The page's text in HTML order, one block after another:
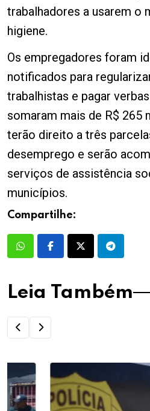
trabalhadores a usarem o
higiene.
Os empregadores foram
notificados para
trabalhistas e pagar
somaram mais de R$ 265
terão direito a três
desemprego e serão
serviços de assistência
municípios.
Compartilhe:
Leia Também